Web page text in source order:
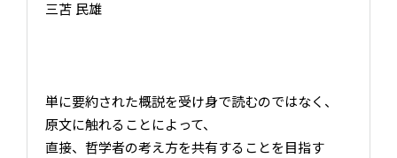
三苫 民雄
単に要約された概説を受け身で読むのではなく、
原文に触れることによって、
直接、哲学者の考え方を共有することを目指す